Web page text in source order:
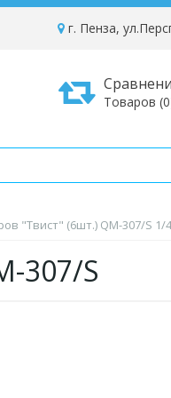
г. Пенза,
Товаров
"Твист" (6шт.) QM-307/S 1/
307/S